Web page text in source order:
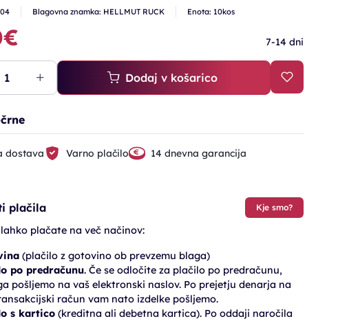
Blagovna znamka: HELLMUT RUCK Enota: 10kos
7-14 dni
Dodaj v košarico
dostava Varno plačilo 14 dnevna garancija
plačila Kje smo?
plačate na več načinov:
(plačilo z gotovino ob prevzemu blaga)
po predračunu. Če se odločite za plačilo po predračunu,
pošljemo na vaš elektronski naslov. Po prejetju denarja na
račun vam nato izdelke pošljemo.
s kartico(kreditna ali debetna kartica). Po oddaji naročila